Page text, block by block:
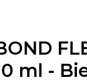
ml -